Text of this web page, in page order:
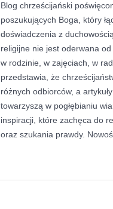
Blog chrześcijański
poszukujących Boga, który
doświadczenia z
religijne nie jest oderwana
w rodzinie, w zajęciach, w
przedstawia, że
różnych odbiorców, a
towarzyszą w pogłębianiu
inspiracji, które zachęca do
oraz szukania prawdy.